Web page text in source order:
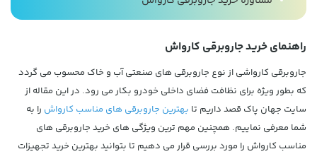
راهنمای خرید جاروبرقی کارواش
جاروبرقی کارواشی از نوع جاروبرقی های صنعتی آب و خاک محسوب می گردد
که بطور ویژه برای نظافت فضای داخلی خودرو بکار می رود. در این مقاله از
سایت جهان پاک قصد داریم تا بهترین جاروبرقی های مناسب کارواش را به
شما معرفی نماییم. همچنین مهم ترین ویژگی های خرید جاروبرقی های
مناسب کارواش را مورد بررسی قرار می دهیم تا بتوانید بهترین خرید تجهیزات